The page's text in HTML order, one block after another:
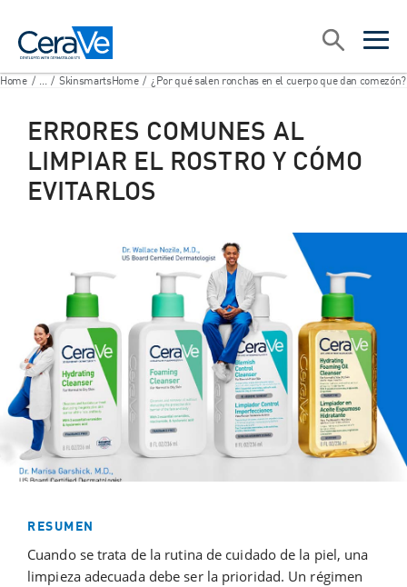
open
open
Search
Home / ... / SkinsmartsHome / ¿Por qué salen ronchas en el cuerpo que dan comezón?
ERRORES COMUNES AL
LIMPIAR EL ROSTRO Y CÓMO
EVITARLOS
RESUMEN
Cuando se trata de la rutina de cuidado de la piel, una
limpieza adecuada debe ser la prioridad. Un régimen